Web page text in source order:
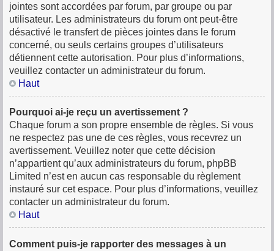
jointes sont accordées par forum, par groupe ou par
utilisateur. Les administrateurs du forum ont peut-être
désactivé le transfert de pièces jointes dans le forum
concerné, ou seuls certains groupes d’utilisateurs
détiennent cette autorisation. Pour plus d’informations,
veuillez contacter un administrateur du forum.
Haut
Pourquoi ai-je reçu un avertissement ?
Chaque forum a son propre ensemble de règles. Si vous
ne respectez pas une de ces règles, vous recevrez un
avertissement. Veuillez noter que cette décision
n’appartient qu’aux administrateurs du forum, phpBB
Limited n’est en aucun cas responsable du règlement
instauré sur cet espace. Pour plus d’informations, veuillez
contacter un administrateur du forum.
Haut
Comment puis-je rapporter des messages à un